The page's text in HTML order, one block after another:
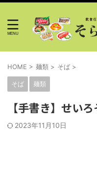
HOME > 麺類 > そば >
そば 麺類
【手書き】せい
2023年11月10日